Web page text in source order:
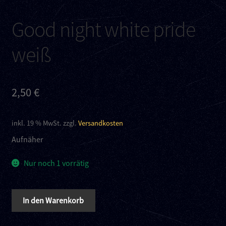
Kontakt
Links
Good night white pride
weiß
2,50€
inkl. 19 % MwSt. zzgl. Versandkosten
Aufnäher
Nur noch 1 vorrätig
Good
white
In den Warenkorb